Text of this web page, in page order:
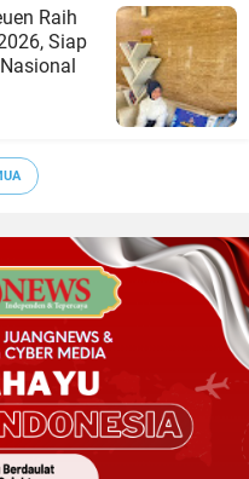
Raih
Siap